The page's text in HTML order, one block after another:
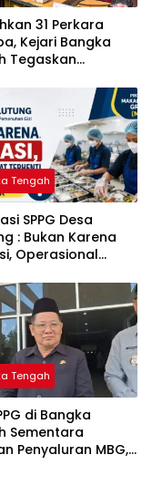
31 Perkara
Kejari Bangka
Tegaskan
Hingga Tuntas
Tengah
SPPG Desa
: Bukan Karena
Operasional
Belum Cair
Tengah
di Bangka
Sementara
Penyaluran MBG,